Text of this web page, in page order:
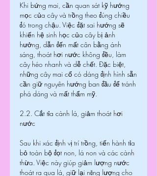
Khi bứng mai, cần quan sát kỹ hướng
mọc của cây và trồng theo đúng chiều
đó trong chậu. Việc đặt sai hướng sẽ
khiến hệ sinh học của cây bị ảnh
hưởng, dẫn đến mất cân bằng ánh
sáng, thoát hơi nước không đều, làm
cây héo nhanh và dễ chết. Đặc biệt,
những cây mai cổ có dáng định hình sẵn
cần giữ nguyên hướng ban đầu để tránh
phá dáng và mất thẩm mỹ.
2.2. Cắt tỉa cành lá, giảm thoát hơi
nước
Sau khi xác định vị trí trồng, tiến hành tỉa
bỏ toàn bộ đọt non, lá non và các cành
thừa. Việc này giúp giảm lượng nước
thoát ra qua lá, giữ lại năng lượng cho